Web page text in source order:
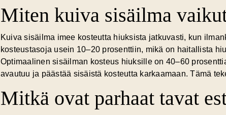
Miten kuiva sisäilma
Kuiva sisäilma imee kosteutta hiuksista jatkuvasti, kun
kosteustasoja usein 10–20 prosenttiin, mikä on haitallista
Optimaalinen sisäilman kosteus hiuksille on 40–60
avautuu ja päästää sisäistä kosteutta karkaamaan. Tämä
Mitkä ovat parhaat tavat